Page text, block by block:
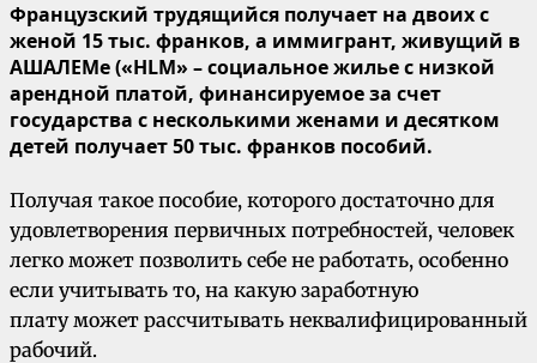
Французский трудящийся получает на двоих с
женой 15 тыс. франков, а иммигрант, живущий в
АШАЛЕМе («HLM» – социальное жилье с низкой
арендной платой, финансируемое за счет
государства с несколькими женами и десятком
детей получает 50 тыс. франков пособий.
Получая такое пособие, которого достаточно для
удовлетворения первичных потребностей, человек
легко может позволить себе не работать, особенно
если учитывать то, на какую заработную
плату может рассчитывать неквалифицированный
рабочий.